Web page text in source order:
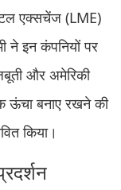
एक्सचेंज (LME)
ने इन कंपनियों पर
और अमेरिकी
ऊंचा बनाए रखने की
किया।